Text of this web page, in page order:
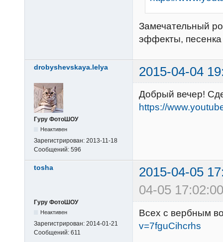
Замечательный
эффекты, песенка
drobyshevskaya.lelya 2015-04-04
Гуру ФотоШОУ
Неактивен
Зарегистрирован: 2013-11-18
Сообщений: 596
Добрый вечер!
https://
tosha
2015-04-05
04-05
Гуру ФотоШОУ
Неактивен
Зарегистрирован: 2014-01-21
Сообщений: 611
Всех с вербным
v=7fguCihcrhs